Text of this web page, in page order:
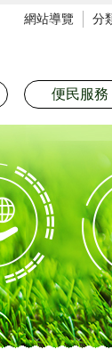
網站導覽 分
便民服務